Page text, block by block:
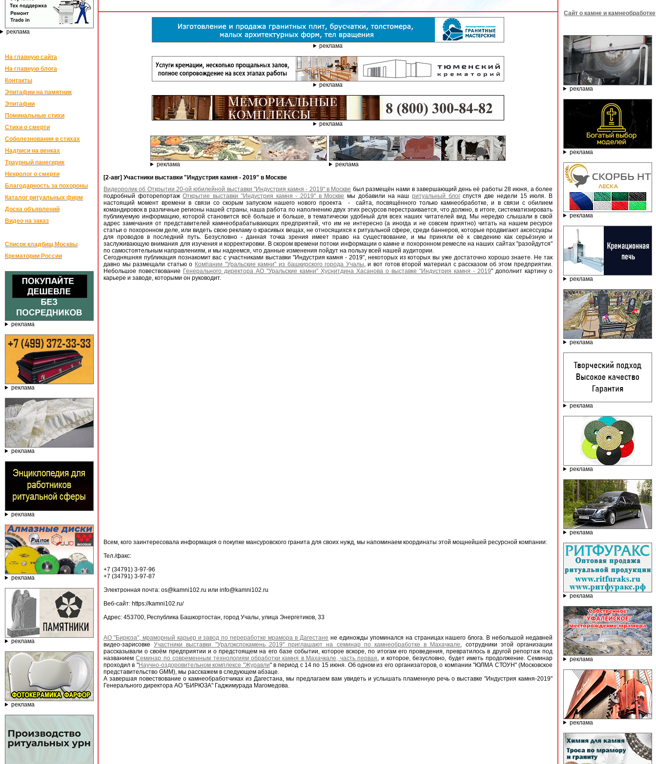
реклама
На главную сайта
На главную блога
Контакты
Эпитафии на памятник
Эпитафии
Поминальные стихи
Стихи о смерти
Соболезнования в стихах
Надписи на венках
Траурный панегирик
Некролог о смерти
Благодарность за похороны
Каталог ритуальных фирм
Доска объявлений
Видео на заказ
Список кладбищ Москвы
Крематории России
реклама
реклама
реклама
реклама
реклама
реклама
реклама
реклама
реклама
реклама
реклама
реклама
[2-авг] Участники выставки "Индустрия камня - 2019" в Москве
Видеоролик об Открытии 20-ой юбилейной выставки "Индустрия камня - 2019" в Москве был размещён нами в завершающий день её работы 28 июня, а более
подробный фоторепортажОткрытие выставки "Индустрия камня - 2019" в Москве мы добавили на нашритуальный блогспустя две недели 15 июля. В
настоящий момент времени в связи со скорым запуском нашего нового проекта - сайта, посвящённого только камнеобработке, и в связи с обилием
командировок в различные регионы нашей страны, наша работа по наполнению двух этих ресурсов перестраивается, что должно, в итоге, систематизировать
публикуемую информацию, которой становится всё больше и больше, в тематически удобный для всех наших читателей вид. Мы нередко слышали в свой
адрес замечания от представителей камнеобрабатывающих предприятий, что им не интересно (а иногда и не совсем приятно) читать на нашем ресурсе
статьи о похоронном деле, или видеть свою рекламу о красивых вещах, не относящихся к ритуальной сфере, среди баннеров, которые продвигают аксессуары
для проводов в последний путь. Безусловно - данная точка зрения имеет право на существование, и мы приняли её к сведению как серьёзную и
заслуживающую внимания для изучения и корректировки. В скором времени потоки информации о камне и похоронном ремесле на наших сайтах "разойдутся"
по самостоятельным направлениям, и мы надеемся, что данные изменения пойдут на пользу всей нашей аудитории.
Сегодняшняя публикация познакомит вас с участниками выставки "Индустрия камня - 2019", некоторых из которых вы уже достаточно хорошо знаете. Не так
давно мы размещали статью о Компании "Уральские камни" из башкирского города Учалы, и вот готов второй материал с рассказом об этом предприятии.
Небольшое повествование Генерального директора АО "Уральские камни" Хуснитдина Хасанова о выставке "Индустрия камня - 2019" дополнит картину о
карьере и заводе, которыми он руководит.
Всем, кого заинтересовала информация о покупке мансуровского гранита для своих нужд, мы напоминаем координаты этой мощнейшей ресурсной компании:
Тел./факс:
+7 (34791) 3-97-96
+7 (34791) 3-97-87
Электронная почта: os@kamni102.ru или info@kamni102.ru
Веб-сайт: https://kamni102.ru/
Адрес: 453700, Республика Башкортостан, город Учалы, улица Энергетиков, 33
АО "Бирюза", мраморный карьер и завод по переработке мрамора в Дагестане не единожды упоминался на страницах нашего блога. В небольшой недавней
видео-зарисовкеУчастники выставки "Уралэкспокамень 2019" приглашают на семинар по камнеобработке в Махачкале, сотрудники этой организации
рассказывали о своём предприятии и о предстоящем на его базе событии, которое вскоре, по итогам его проведения, превратилось в другой репортаж под
названиемСеминар по современным технологиям обработки камня в Махачкале, часть первая, и которое, безусловно, будет иметь продолжение. Семинар
проходил в "Научно-оздоровительном комплексе "Журавли" в период с 14 по 15 июня. Об одном из его организаторов, о компании "ЮЛМА СТОУН" (Московское
представительство GMM), мы расскажем в следующем абзаце.
А завершая повествование о камнеобработчиках из Дагестана, мы предлагаем вам увидеть и услышать пламенную речь о выставке "Индустрия камня-2019"
Генерального директора АО "БИРЮЗА" Гаджимурада Магомедова.
Сайт о камне и камнеобработке
реклама
реклама
реклама
реклама
реклама
реклама
реклама
реклама
реклама
реклама
реклама